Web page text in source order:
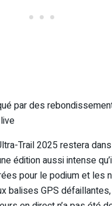
par des
Trail 2025 restera
édition aussi intense
pour le podium et les
balises GPS